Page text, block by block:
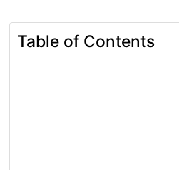
Table of Contents